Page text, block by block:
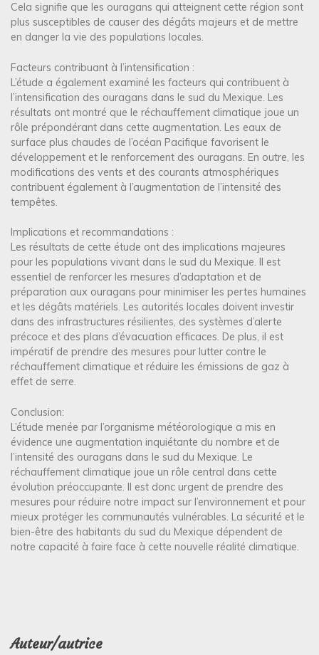
Cela signifie que les ouragans qui atteignent cette région sont
plus susceptibles de causer des dégâts majeurs et de mettre
en danger la vie des populations locales.
Facteurs contribuant à l’intensification :
L’étude a également examiné les facteurs qui contribuent à
l’intensification des ouragans dans le sud du Mexique. Les
résultats ont montré que le réchauffement climatique joue un
rôle prépondérant dans cette augmentation. Les eaux de
surface plus chaudes de l’océan Pacifique favorisent le
développement et le renforcement des ouragans. En outre, les
modifications des vents et des courants atmosphériques
contribuent également à l’augmentation de l’intensité des
tempêtes.
Implications et recommandations :
Les résultats de cette étude ont des implications majeures
pour les populations vivant dans le sud du Mexique. Il est
essentiel de renforcer les mesures d’adaptation et de
préparation aux ouragans pour minimiser les pertes humaines
et les dégâts matériels. Les autorités locales doivent investir
dans des infrastructures résilientes, des systèmes d’alerte
précoce et des plans d’évacuation efficaces. De plus, il est
impératif de prendre des mesures pour lutter contre le
réchauffement climatique et réduire les émissions de gaz à
effet de serre.
Conclusion:
L’étude menée par l’organisme météorologique a mis en
évidence une augmentation inquiétante du nombre et de
l’intensité des ouragans dans le sud du Mexique. Le
réchauffement climatique joue un rôle central dans cette
évolution préoccupante. Il est donc urgent de prendre des
mesures pour réduire notre impact sur l’environnement et pour
mieux protéger les communautés vulnérables. La sécurité et le
bien-être des habitants du sud du Mexique dépendent de
notre capacité à faire face à cette nouvelle réalité climatique.
Auteur/autrice